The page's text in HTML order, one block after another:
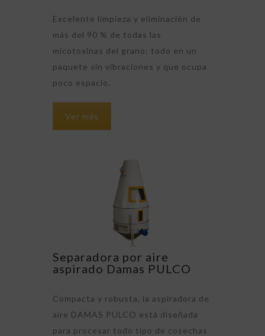
Excelente limpieza y eliminación de
más del 90 % de todas las
micotoxinas del grano: todo en un
paquete sin vibraciones y que ocupa
poco espacio.
Ver más
Separadora por aire
aspirado Damas PULCO
Compacta y robusta, la aspiradora de
aire DAMAS PULCO está diseñada
para procesar todo tipo de cosechas